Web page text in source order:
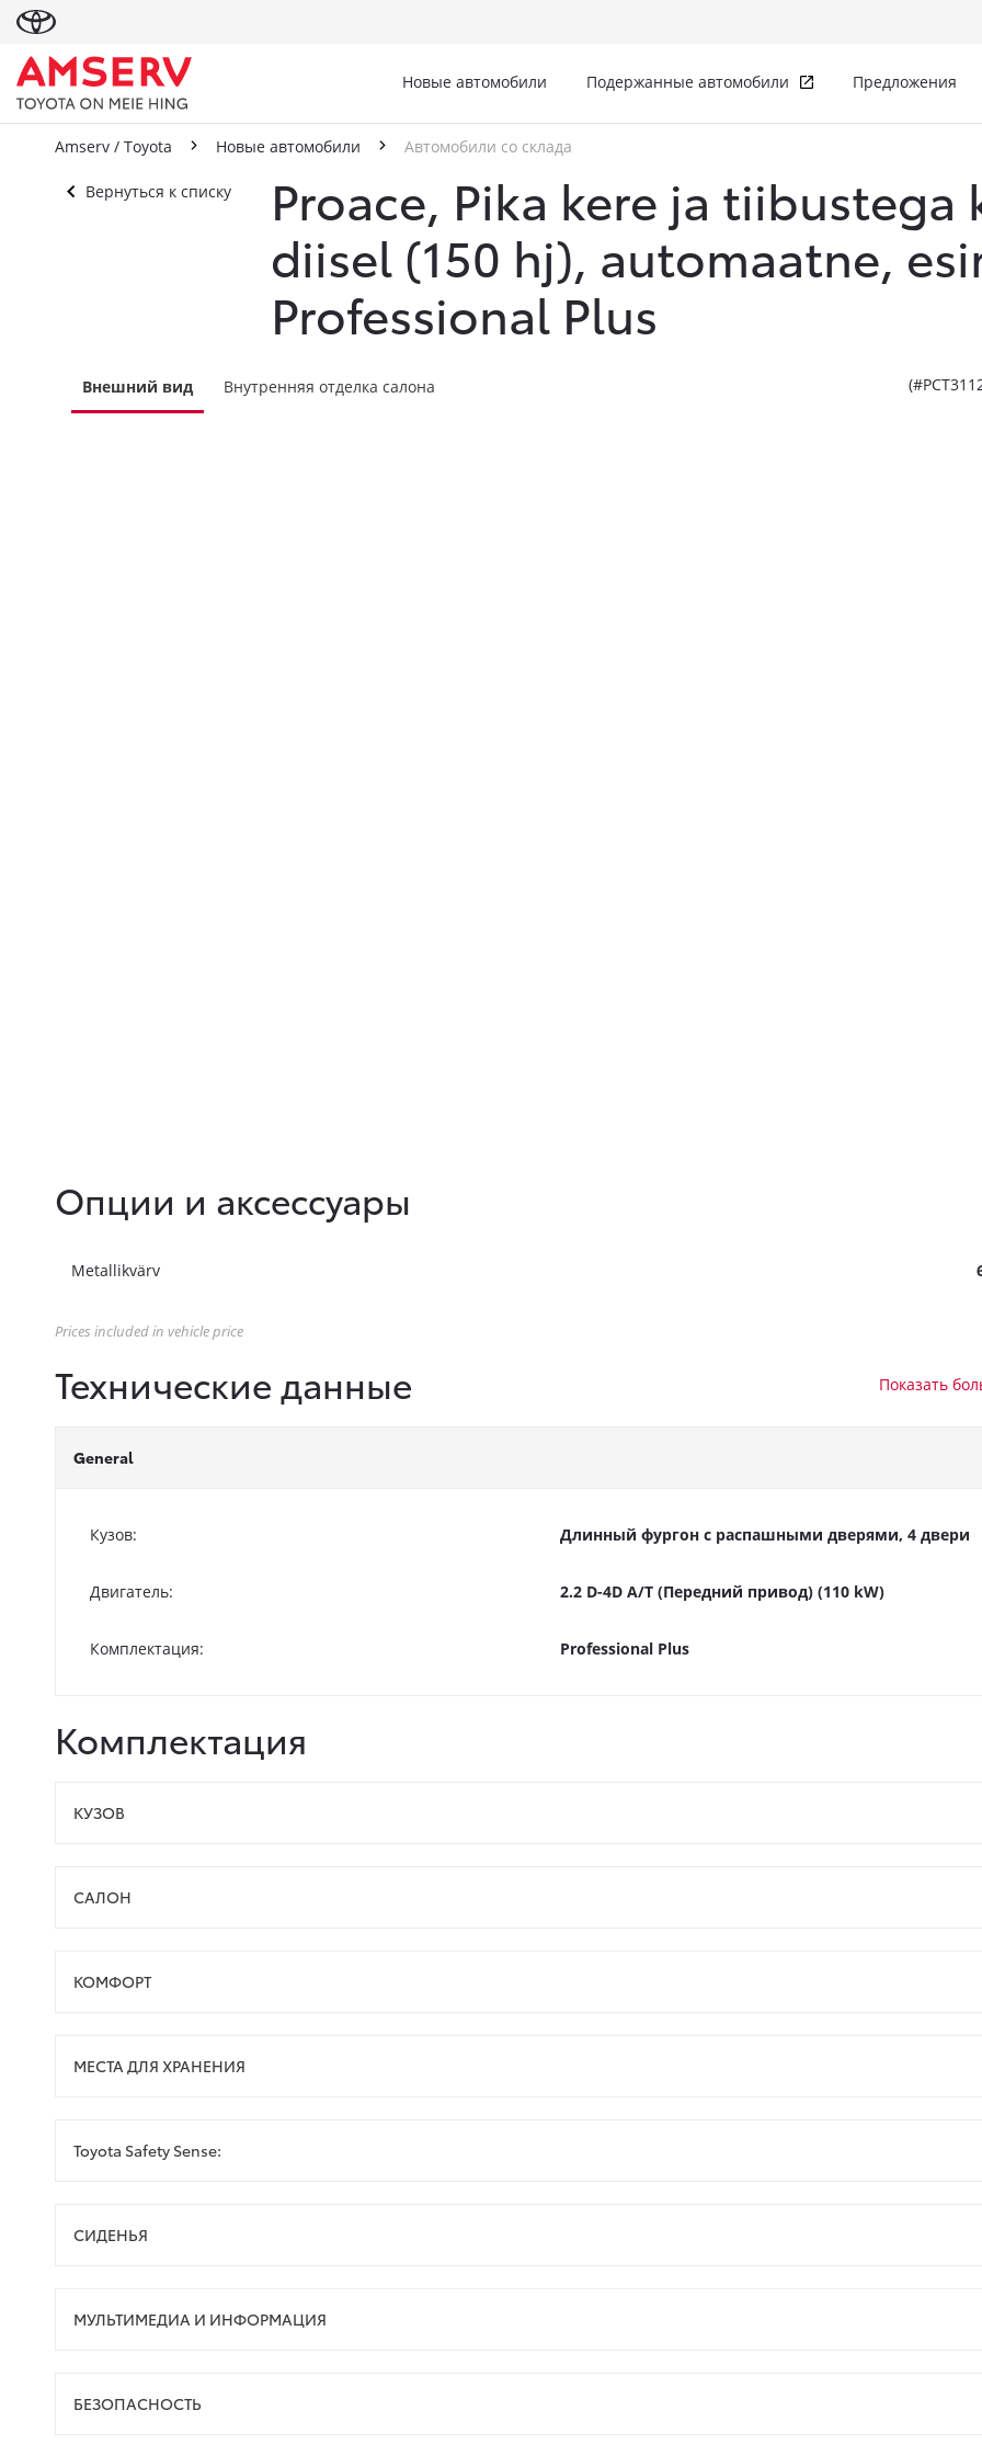
Новые автомобили Подержанные автомобили Предложения
Amserv / Toyota Новые автомобили Автомобили со склада
Вернуться к списку
Proace, Pika kere ja
diisel (150 hj), automaatne,
Professional Plus
Внешний вид Внутренняя отделка салона
Опции и аксессуары
Metallikvärv
Prices included in vehicle price
Технические данные
General
Кузов: Длинный фургон с распашными дверями, 4 двери
Двигатель: 2.2 D-4D A/T (Передний привод) (110 kW)
Комплектация: Professional Plus
Комплектация
КУЗОВ
САЛОН
КОМФОРТ
МЕСТА ДЛЯ ХРАНЕНИЯ
Toyota Safety Sense:
СИДЕНЬЯ
МУЛЬТИМЕДИА И ИНФОРМАЦИЯ
БЕЗОПАСНОСТЬ